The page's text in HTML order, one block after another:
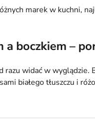
marek w kuchni,
a boczkiem –
razu widać w
białego tłuszczu i